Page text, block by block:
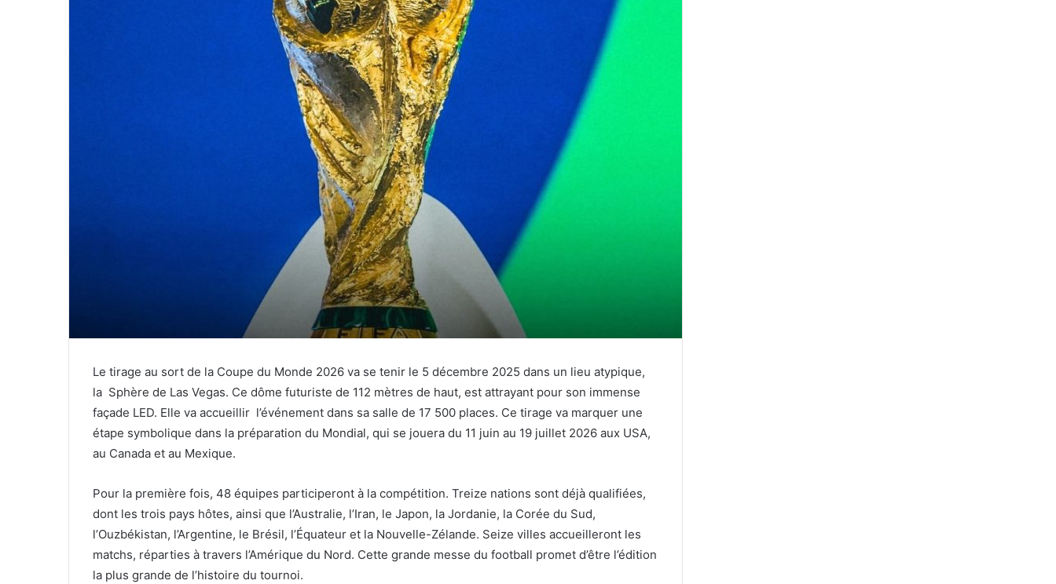
Le tirage au sort de la Coupe du Monde 2026 va se tenir le 5 décembre 2025 dans un lieu atypique,
la Sphère de Las Vegas. Ce dôme futuriste de 112 mètres de haut, est attrayant pour son immense
façade LED. Elle va accueillir l’événement dans sa salle de 17 500 places. Ce tirage va marquer une
étape symbolique dans la préparation du Mondial, qui se jouera du 11 juin au 19 juillet 2026 aux USA,
au Canada et au Mexique.
Pour la première fois, 48 équipes participeront à la compétition. Treize nations sont déjà qualifiées,
dont les trois pays hôtes, ainsi que l’Australie, l’Iran, le Japon, la Jordanie, la Corée du Sud,
l’Ouzbékistan, l’Argentine, le Brésil, l’Équateur et la Nouvelle-Zélande. Seize villes accueilleront les
matchs, réparties à travers l’Amérique du Nord. Cette grande messe du football promet d’être l’édition
la plus grande de l’histoire du tournoi.